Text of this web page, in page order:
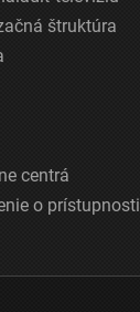
štruktúra
centrá
o prístupnosti